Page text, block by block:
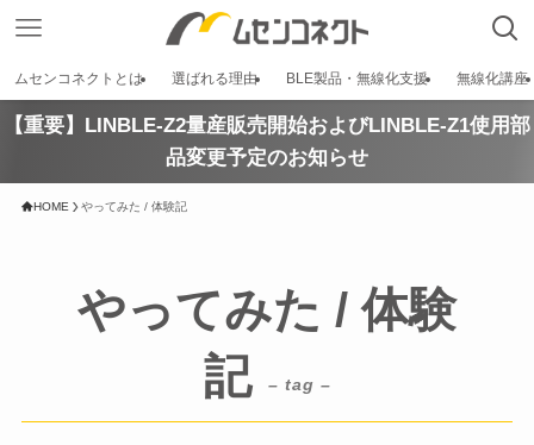
ムセンコネクトとは 選ばれる理由 BLE製品・無線化支援 無線化講座
【重要】LINBLE-Z2量産販売開始およびLINBLE-Z1使用部
品変更予定のお知らせ
HOME やってみた / 体験記
やってみた / 体験
記
– tag –